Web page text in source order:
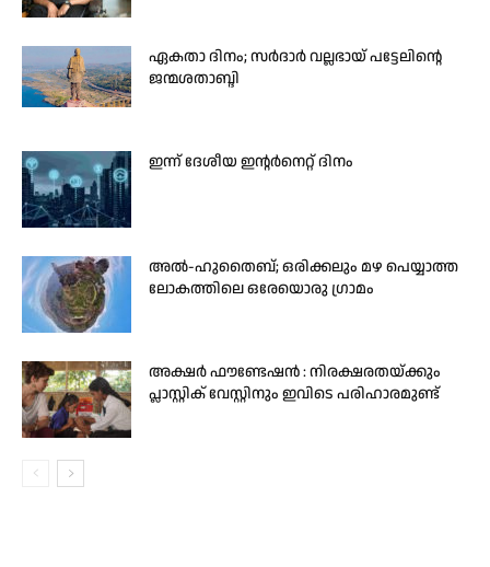
ഏകതാ ദിനം; സർദാർ വല്ലഭായ് പട്ടേലിന്റെ
ജന്മശതാബ്ദി
ഇന്ന് ദേശീയ ഇന്റർനെറ്റ് ദിനം
അൽ-ഹുതൈബ്; ഒരിക്കലും മഴ പെയ്യാത്ത
ലോകത്തിലെ ഒരേയൊരു ഗ്രാമം
അക്ഷർ ഫൗണ്ടേഷൻ : നിരക്ഷരതയ്ക്കും
പ്ലാസ്റ്റിക് വേസ്റ്റിനും ഇവിടെ പരിഹാരമുണ്ട്